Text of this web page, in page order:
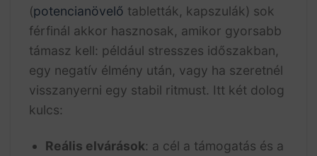
(potencianövelő tabletták, kapszulák) sok
férfinál akkor hasznosak, amikor gyorsabb
támasz kell: például stresszes időszakban,
egy negatív élmény után, vagy ha szeretnél
visszanyerni egy stabil ritmust. Itt két dolog
kulcs:
Reális elvárások: a cél a támogatás és a